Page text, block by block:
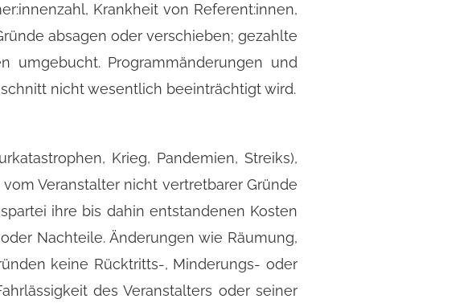
Krankheit von Referent:innen,
absagen oder verschieben; gezahlte
umgebucht. Programmänderungen und
nicht wesentlich beeinträchtigt wird.
Krieg, Pandemien, Streiks),
Veranstalter nicht vertretbarer Gründe
ihre bis dahin entstandenen Kosten
Nachteile. Änderungen wie Räumung,
keine Rücktritts-, Minderungs- oder
des Veranstalters oder seiner